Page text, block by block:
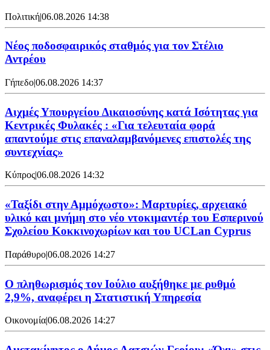
Πολιτική|06.08.2026 14:38
Νέος ποδοσφαιρικός σταθμός για τον Στέλιο
Αντρέου
Γήπεδο|06.08.2026 14:37
Αιχμές Υπουργείου Δικαιοσύνης κατά Ισότητας για
Κεντρικές Φυλακές : «Για τελευταία φορά
απαντούμε στις επαναλαμβανόμενες επιστολές της
συντεχνίας»
Κύπρος|06.08.2026 14:32
«Ταξίδι στην Αμμόχωστο»: Μαρτυρίες, αρχειακό
υλικό και μνήμη στο νέο ντοκιμαντέρ του Εσπερινού
Σχολείου Κοκκινοχωρίων και του UCLan Cyprus
Παράθυρο|06.08.2026 14:27
Ο πληθωρισμός τον Ιούλιο αυξήθηκε με ρυθμό
2,9%, αναφέρει η Στατιστική Υπηρεσία
Οικονομία|06.08.2026 14:27